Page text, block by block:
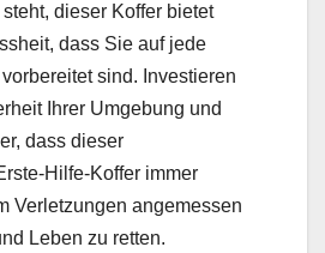
dieser Koffer bietet
dass Sie auf jede
sind. Investieren
Ihrer Umgebung und
dass dieser
Hilfe-Koffer immer
Verletzungen angemessen
Leben zu retten.